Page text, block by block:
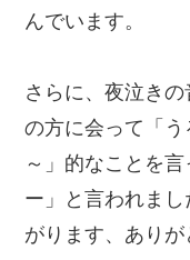
んでいます。
さらに、夜泣き
の方に会って「
～」的なことを
ー」と言われま
がります、あり